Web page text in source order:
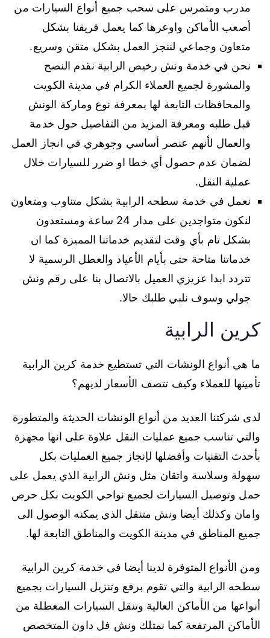
مدرب ومتمرس على سحب جميع أنواع السيارات من
أصعب الأماكن واوعرها كما يعمل فريقنا بشكل
متعاون وجماعي لننجز العمل بشكل متقن وسريع.
نحن في خدمة ونش رخيص الرابية نقدم النصح
والمشورة لجميع العملاء الكرام في مدينة الكويت
والمحافظات التابعة لها بمعرفة نوع وماركة الونش
قبل طلبه ومعرفة المزيد من التفاصيل حول خدمة
والعمال لأنهم عنصر أساسي وجوهري في انجاز العمل
لضمان عدم حصول أي خطا او ضرر للسيارات خلال
عملية النقل.
نعمل في خدمة سطحه الرابية بشكل متناوب ومتعاون
لنكون متواجدين على مدار 24 ساعة ومستعدون
بشكل تام بأي وقت لتقديم خدماتنا المميزة كما ان
خدماتنا متاحة حتى بأيام الأعياد والعطل الرسمية لا
تتردد ابدا عزيزي العميل بالاتصال بنا على رقم ونش
جولي وسوف نلبي طلبك حالا.
كرين الرابية
ما هي أنواع الونشات التي تستطيع خدمة كرين الرابية
تأمينها للعملاء وكيف تتصف الأسعار لديهم؟
لدى شركتنا العديد من أنواع الونشات الحديثة والمتطورة
والتي تناسب جميع عمليات النقل علاوة على انها مجهزة
بأحدث التقنيات وأفضلها لإنجاز جميع العمليات بكل
سهولة وسلاسة واتقان مثل ونش الرابية الذي يعمل على
حمل وتوصيل السيارات لجميع نواحي الكويت بكل حرص
وامان وكذلك أيضا ونش متنقل الذي يمكنه الوصول الى
جميع المناطق في مدينة الكويت والمناطق التابعة لها.
ومن الأنواع المتوفرة لدينا أيضا في خدمة كرين الرابية
سطحه الرابية والتي تقوم برفع وتنزيل السيارات بجميع
أنواعها من الأماكن العالية وتنقل السيارات المعطلة من
الأماكن المرتفعة كما نمتلك ونش فل داون المتخصص